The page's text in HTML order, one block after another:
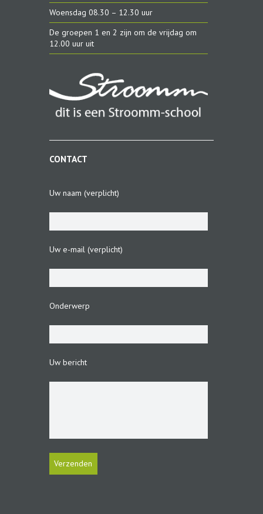
Woensdag 08.30 – 12.30 uur
De groepen 1 en 2 zijn om de vrijdag om
12.00 uur uit
CONTACT
Uw naam (verplicht)
Uw e-mail (verplicht)
Onderwerp
Uw bericht